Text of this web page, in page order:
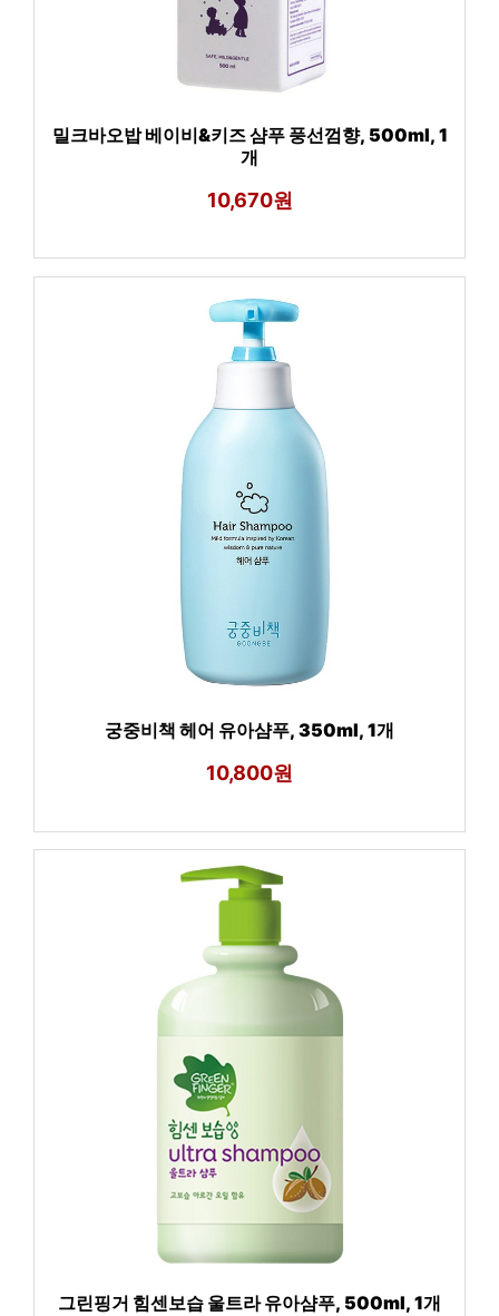
밀크바오밥 베이비&키즈 샴푸 풍선껌향, 500ml, 1
개
10,670원
궁중비책 헤어 유아샴푸, 350ml, 1개
10,800원
그린핑거 힘센보습 울트라 유아샴푸, 500ml, 1개